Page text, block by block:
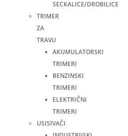
SECKALICE/DROBILICE
TRIMER
ZA
TRAVU
AKUMULATORSKI
TRIMERI
BENZINSKI
TRIMERI
ELEKTRIČNI
TRIMERI
USISIVAČI